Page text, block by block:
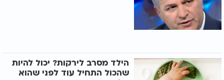
הילד מסרב לירקות? יכול להיות
שהכול התחיל עוד לפני שהוא